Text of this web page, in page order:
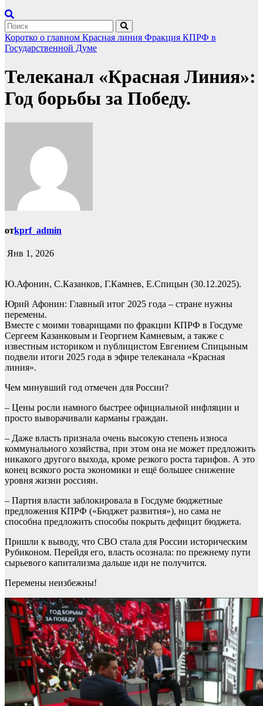
Коротко о главном Красная линия Фракция КПРФ в
Государственной Думе
Телеканал «Красная Линия»:
Год борьбы за Победу.
отkprf_admin
Янв 1, 2026
Ю.Афонин, С.Казанков, Г.Камнев, Е.Спицын (30.12.2025).
Юрий Афонин: Главный итог 2025 года – стране нужны
перемены.
Вместе с моими товарищами по фракции КПРФ в Госдуме
Сергеем Казанковым и Георгием Камневым, а также с
известным историком и публицистом Евгением Спицыным
подвели итоги 2025 года в эфире телеканала «Красная
линия».
Чем минувший год отмечен для России?
– Цены росли намного быстрее официальной инфляции и
просто выворачивали карманы граждан.
– Даже власть признала очень высокую степень износа
коммунального хозяйства, при этом она не может предложить
никакого другого выхода, кроме резкого роста тарифов. А это
конец всякого роста экономики и ещё большее снижение
уровня жизни россиян.
– Партия власти заблокировала в Госдуме бюджетные
предложения КПРФ («Бюджет развития»), но сама не
способна предложить способы покрыть дефицит бюджета.
Пришли к выводу, что СВО стала для России историческим
Рубиконом. Перейдя его, власть осознала: по прежнему пути
сырьевого капитализма дальше иди не получится.
Перемены неизбежны!